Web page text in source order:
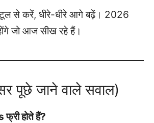
से करें, धीरे-धीरे आगे बढ़ें। 2026
जो आज सीख रहे हैं।
पूछे जाने वाले सवाल)
होते हैं?